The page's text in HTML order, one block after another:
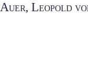
Auer, Leopold